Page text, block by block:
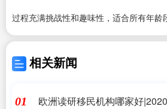
过程充满挑战性和趣味性，适合所有年龄
相关新闻
01
欧洲读研移民机构哪家好